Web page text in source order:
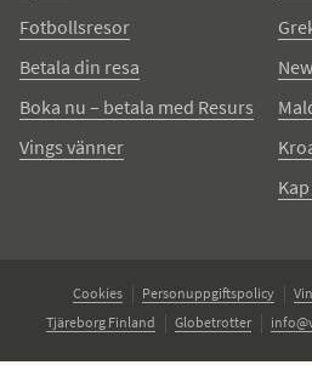
Fotbollsresor
Betala din resa
Boka nu – betala med Resurs
Vings vänner
Cookies Personuppgiftspolicy
Tjäreborg Finland
Globetrotter